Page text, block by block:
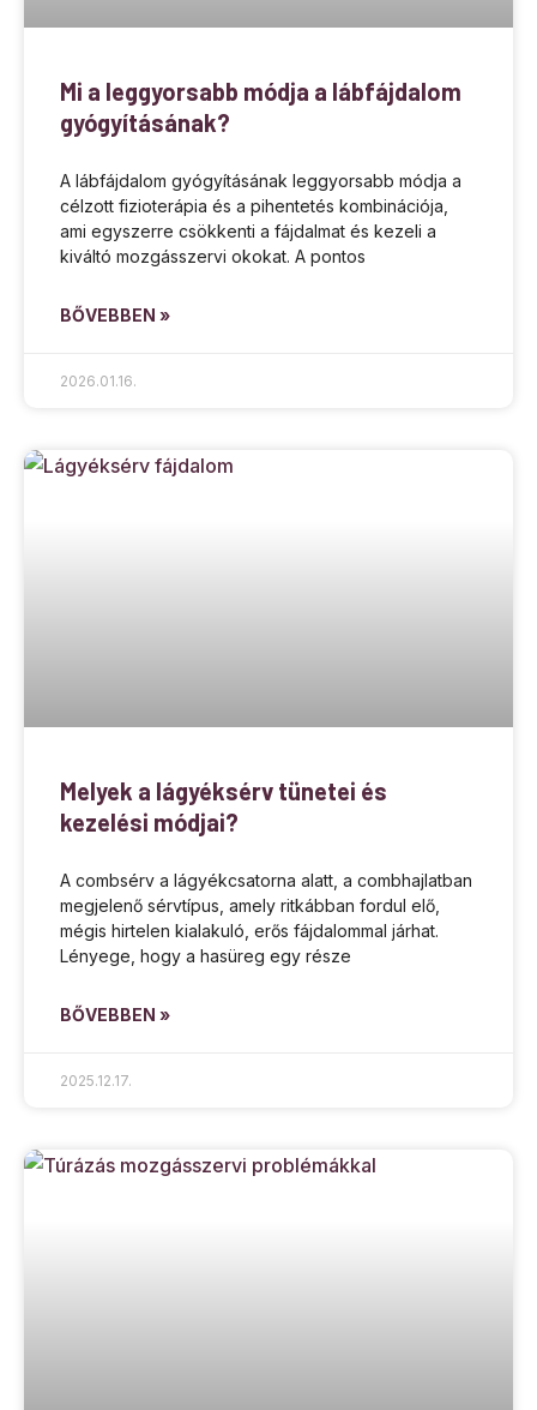
Mi a leggyorsabb módja a lábfájdalom
gyógyításának?
A lábfájdalom gyógyításának leggyorsabb módja a
célzott fizioterápia és a pihentetés kombinációja,
ami egyszerre csökkenti a fájdalmat és kezeli a
kiváltó mozgásszervi okokat. A pontos
BŐVEBBEN »
2026.01.16.
Melyek a lágyéksérv tünetei és
kezelési módjai?
A combsérv a lágyékcsatorna alatt, a combhajlatban
megjelenő sérvtípus, amely ritkábban fordul elő,
mégis hirtelen kialakuló, erős fájdalommal járhat.
Lényege, hogy a hasüreg egy része
BŐVEBBEN »
2025.12.17.